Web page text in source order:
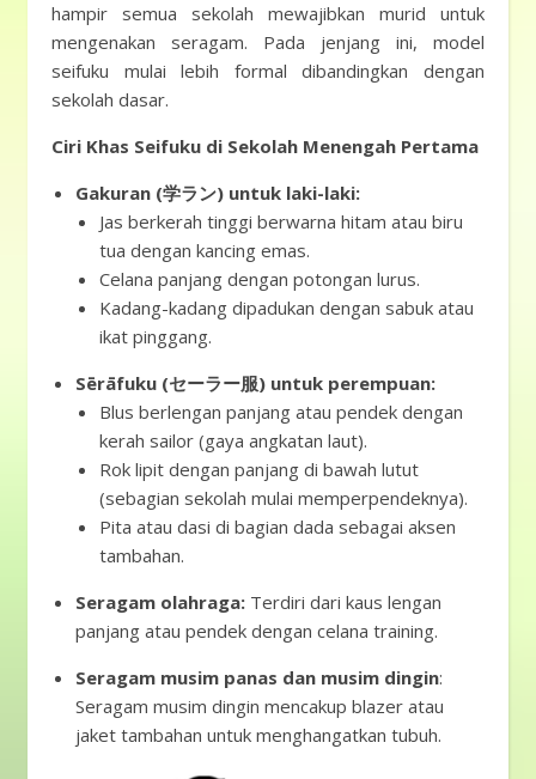
hampir semua sekolah mewajibkan murid untuk
mengenakan seragam. Pada jenjang ini, model
seifuku mulai lebih formal dibandingkan dengan
sekolah dasar.
Ciri Khas Seifuku di Sekolah Menengah Pertama
Gakuran (学ラン) untuk laki-laki:
Jas berkerah tinggi berwarna hitam atau biru
tua dengan kancing emas.
Celana panjang dengan potongan lurus.
Kadang-kadang dipadukan dengan sabuk atau
ikat pinggang.
Sērāfuku (セーラー服) untuk perempuan:
Blus berlengan panjang atau pendek dengan
kerah sailor (gaya angkatan laut).
Rok lipit dengan panjang di bawah lutut
(sebagian sekolah mulai memperpendeknya).
Pita atau dasi di bagian dada sebagai aksen
tambahan.
Seragam olahraga: Terdiri dari kaus lengan
panjang atau pendek dengan celana training.
Seragam musim panas dan musim dingin:
Seragam musim dingin mencakup blazer atau
jaket tambahan untuk menghangatkan tubuh.